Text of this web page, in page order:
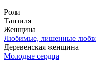
Роли
Танзиля
Женщина
Любимые, лишенные
Деревенская женщина
Молодые сердца